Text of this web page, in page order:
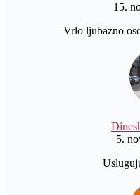
15.
Vrlo ljubazno
5.